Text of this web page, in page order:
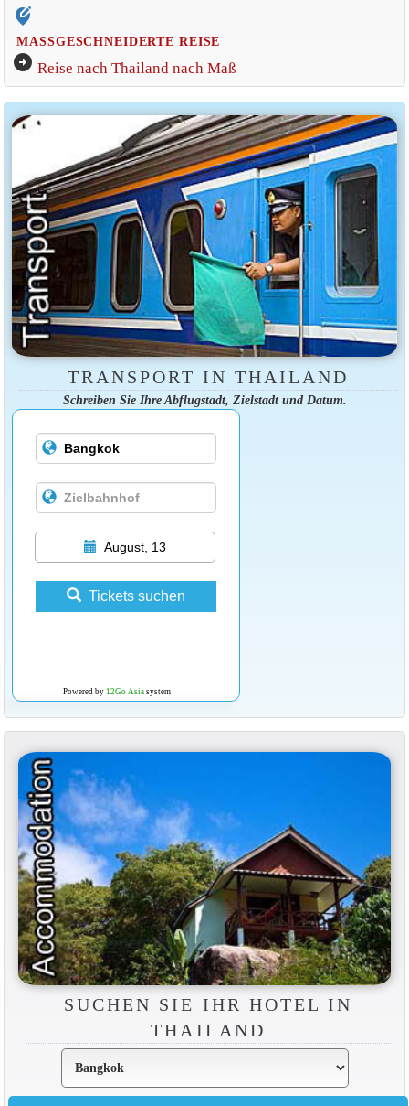
edit_location_alt
MASSGESCHNEIDERTE REISE
arrow_circle_right Reise nach Thailand nach Maß
TRANSPORT IN THAILAND
Schreiben Sie Ihre Abflugstadt, Zielstadt und Datum.
August, 13
Tickets suchen
Powered by 12Go Asiasystem
SUCHEN SIE IHR HOTEL IN
THAILAND